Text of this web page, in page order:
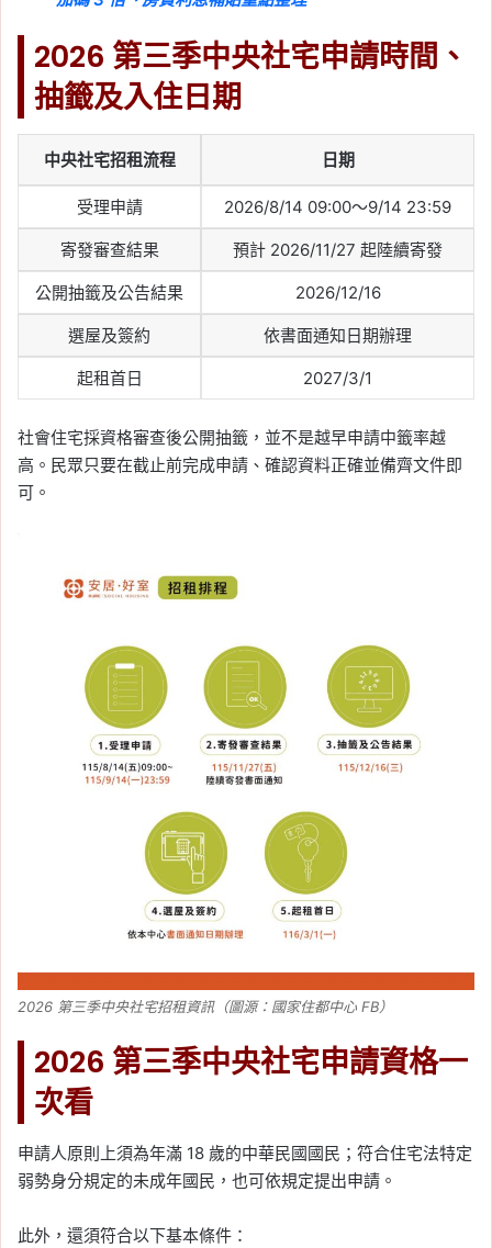
2026 第三季中央社宅申請時間、
抽籤及入住日期
中央社宅招租流程 日期
受理申請 2026/8/14 09:00～9/14 23:59
寄發審查結果 預計 2026/11/27 起陸續寄發
公開抽籤及公告結果 2026/12/16
選屋及簽約 依書面通知日期辦理
起租首日 2027/3/1
社會住宅採資格審查後公開抽籤，並不是越早申請中籤率越
高。民眾只要在截止前完成申請、確認資料正確並備齊文件即
可。
2026 第三季中央社宅招租資訊（圖源：國家住都中心 FB）
2026 第三季中央社宅申請資格一
次看
申請人原則上須為年滿 18 歲的中華民國國民；符合住宅法特定
弱勢身分規定的未成年國民，也可依規定提出申請。
此外，還須符合以下基本條件：